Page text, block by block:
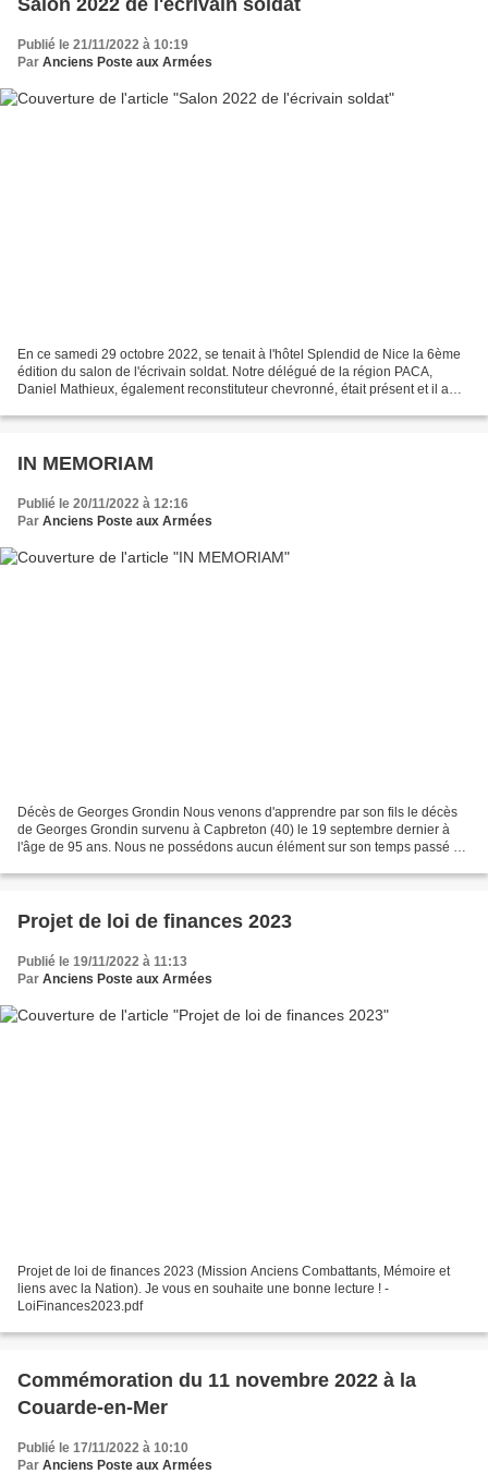
Salon 2022 de l'écrivain soldat
Publié le 21/11/2022 à 10:19
Par Anciens Poste aux Armées
En ce samedi 29 octobre 2022, se tenait à l'hôtel Splendid de Nice la 6ème
édition du salon de l'écrivain soldat. Notre délégué de la région PACA,
Daniel Mathieux, également reconstituteur chevronné, était présent et il a
IN MEMORIAM
Publié le 20/11/2022 à 12:16
Par Anciens Poste aux Armées
Décès de Georges Grondin Nous venons d'apprendre par son fils le décès
de Georges Grondin survenu à Capbreton (40) le 19 septembre dernier à
l'âge de 95 ans. Nous ne possédons aucun élément sur son temps passé à
Projet de loi de finances 2023
Publié le 19/11/2022 à 11:13
Par Anciens Poste aux Armées
Projet de loi de finances 2023 (Mission Anciens Combattants, Mémoire et
liens avec la Nation). Je vous en souhaite une bonne lecture ! -
LoiFinances2023.pdf
Commémoration du 11 novembre 2022 à la
Couarde-en-Mer
Publié le 17/11/2022 à 10:10
Par Anciens Poste aux Armées